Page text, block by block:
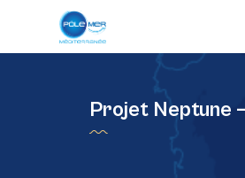
Projet Neptune
Panneau de gestion des cookies